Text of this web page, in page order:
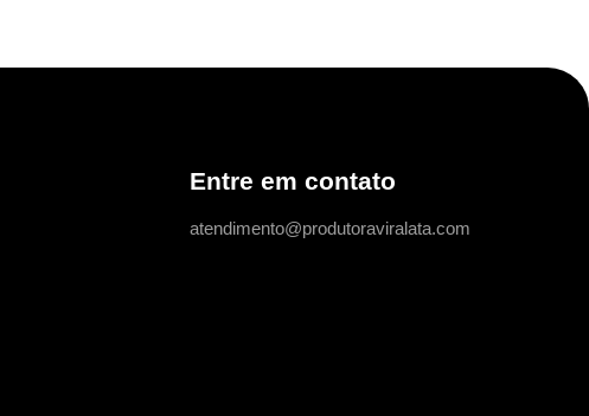
Entre em contato
atendimento@produtoraviralata.com